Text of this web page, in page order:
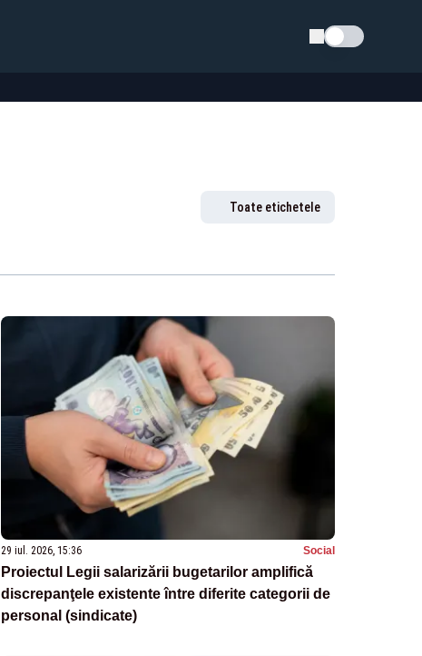
Schimba tema
Toate etichetele
29 iul. 2026, 15:36 Social
Proiectul Legii salarizării bugetarilor amplifică
discrepanţele existente între diferite categorii de
personal (sindicate)